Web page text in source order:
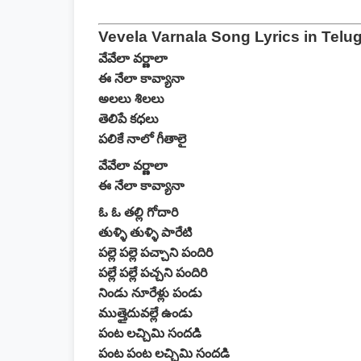
Vevela Varnala Song Lyrics in
వేవేలా వర్ణాలా
ఈ నేలా కావ్యానా
అలలు శిలలు
తెలిపే కధలు
పలికే నాలో గీతాలై
వేవేలా వర్ణాలా
ఈ నేలా కావ్యానా
ఓ ఓ తల్లి గోదారి
తుళ్ళి తుళ్ళి పారేటి
పల్లె పల్లె పచ్చాని పందిరి
పల్లే పల్లే పచ్చని పందిరి
నిండు నూరేళ్లు పండు
ముత్తైదువల్లే ఉండు
పంట లచ్చిమి సందడి
పంట పంట లచ్చిమి సందడి